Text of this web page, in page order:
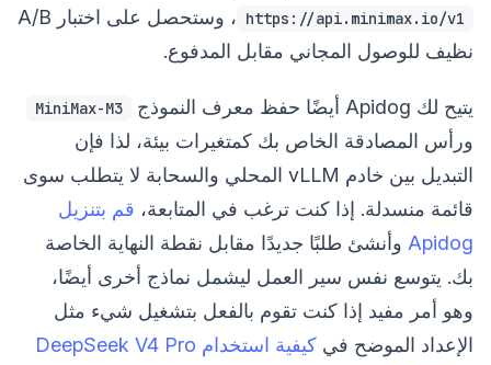
https://api.minimax.io/v1
، وستحصل على اختبار A/B
نظيف للوصول المجاني مقابل المدفوع.
يتيح لك Apidog أيضًا حفظ معرف النموذج MiniMax-M3
ورأس المصادقة الخاص بك كمتغيرات بيئة، لذا فإن
التبديل بين خادم vLLM المحلي والسحابة لا يتطلب سوى
قائمة منسدلة. إذا كنت ترغب في المتابعة، قم بتنزيل
Apidog وأنشئ طلبًا جديدًا مقابل نقطة النهاية الخاصة
بك. يتوسع نفس سير العمل ليشمل نماذج أخرى أيضًا،
وهو أمر مفيد إذا كنت تقوم بالفعل بتشغيل شيء مثل
الإعداد الموضح في
كيفية استخدام DeepSeek V4 Pro